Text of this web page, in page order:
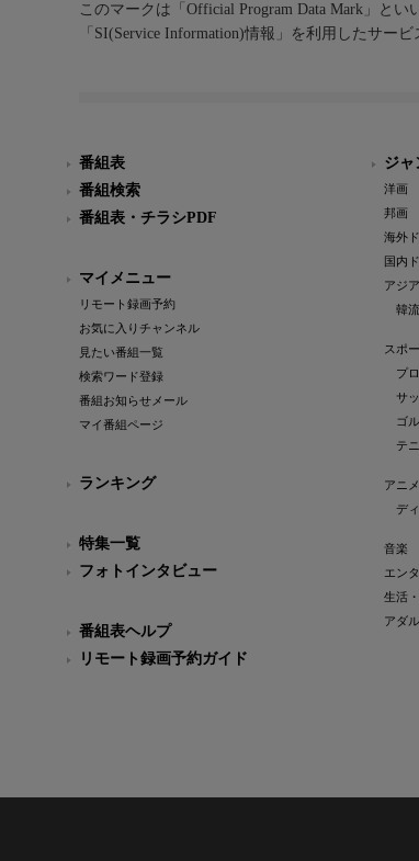
このマークは「Official Program Data Mark」と
「SI(Service Information)情報」を利用したサー
番組表
番組検索
番組表・チラシPDF
マイメニュー
リモート録画予約
お気に入りチャンネル
見たい番組一覧
検索ワード登録
番組お知らせメール
マイ番組ページ
ランキング
特集一覧
フォトインタビュー
番組表ヘルプ
リモート録画予約ガイド
ジャ
洋画
邦画
海外
国内
アジ
韓
スポ
プ
サ
ゴ
テ
アニ
デ
音楽
エン
生活
アダ